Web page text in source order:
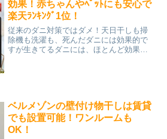
効果！赤ちゃんやﾍﾟｯﾄにも安心で
楽天ﾗﾝｷﾝｸﾞ1位！
従来のダニ対策ではダメ！天日干しも掃
除機も洗濯も、死んだダニには効果的で
すが生きてるダニには、ほとんど効果が
ベルメゾンの壁付け物干しは賃貸
でも設置可能！ワンルームも
OK！